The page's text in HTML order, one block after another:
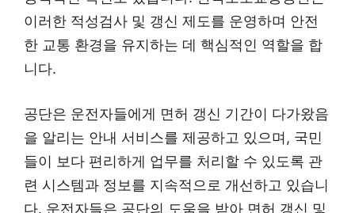
이러한 적성검사 및 갱신 제도를 운영하며 안전
한 교통 환경을 유지하는 데 핵심적인 역할을 합
니다.
공단은 운전자들에게 면허 갱신 기간이 다가왔음
을 알리는 안내 서비스를 제공하고 있으며, 국민
들이 보다 편리하게 업무를 처리할 수 있도록 관
련 시스템과 정보를 지속적으로 개선하고 있습니
다. 운전자들은 공단의 도움을 받아 면허 갱신 및